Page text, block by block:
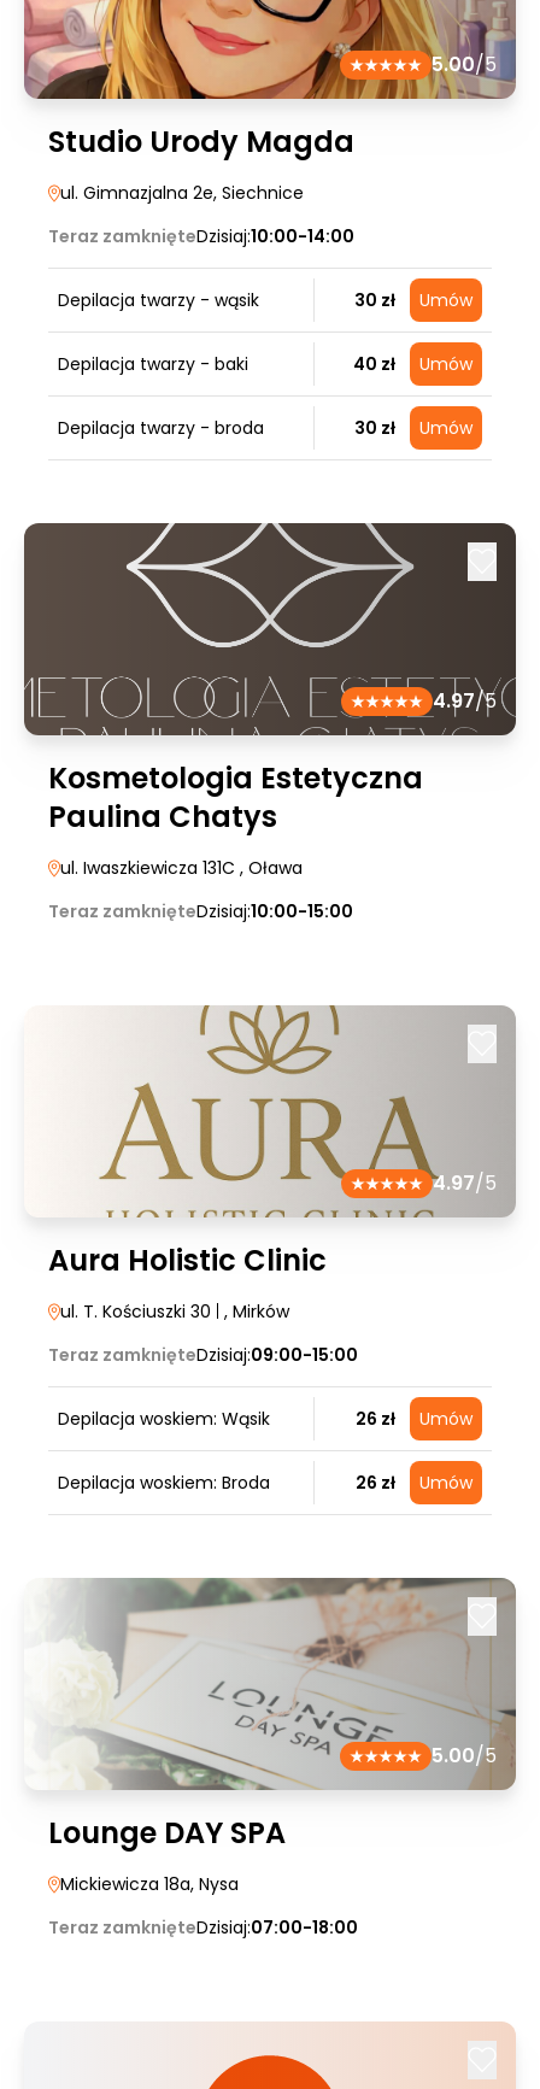
5.00/5
Studio Urody Magda
ul. Gimnazjalna 2e, Siechnice
Teraz zamknięteDzisiaj:10:00-14:00
Depilacja twarzy - wąsik 30 zł Umów
Depilacja twarzy - baki 40 zł Umów
Depilacja twarzy - broda 30 zł Umów
4.97/5
Kosmetologia Estetyczna
Paulina Chatys
ul. Iwaszkiewicza 131C , Oława
Teraz zamknięteDzisiaj:10:00-15:00
4.97/5
Aura Holistic Clinic
ul. T. Kościuszki 30 , Mirków
Teraz zamknięteDzisiaj:09:00-15:00
Depilacja woskiem: Wąsik 26 zł Umów
Depilacja woskiem: Broda 26 zł Umów
5.00/5
Lounge DAY SPA
Mickiewicza 18a, Nysa
Teraz zamknięteDzisiaj:07:00-18:00